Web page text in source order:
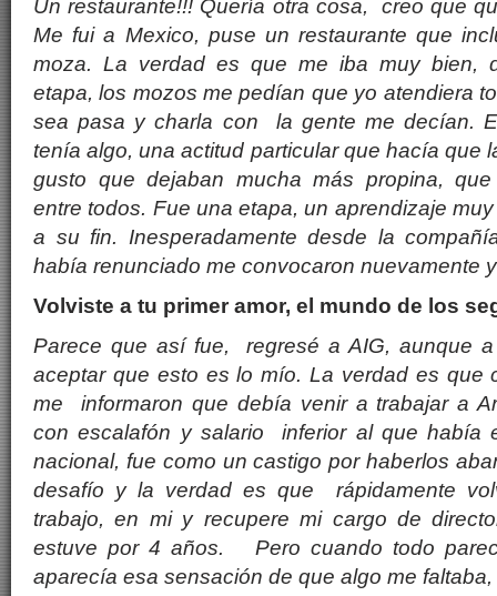
Un restaurante!!! Quería otra cosa, creo que
Me fui a Mexico, puse un restaurante que
moza. La verdad es que me iba muy bien,
etapa, los mozos me pedían que yo atendiera
sea pasa y charla con la gente me decían.
tenía algo, una actitud particular que hacía que
gusto que dejaban mucha más propina, que
entre todos. Fue una etapa, un aprendizaje
a su fin. Inesperadamente desde la
había renunciado me convocaron nuevamente
Volviste a tu primer amor, el mundo de los
Parece que así fue, regresé a AIG, aunque
aceptar que esto es lo mío. La verdad es que
me informaron que debía venir a trabajar a
con escalafón y salario inferior al que había
nacional, fue como un castigo por haberlos
desafío y la verdad es que rápidamente
trabajo, en mi y recupere mi cargo de
estuve por 4 años. Pero cuando todo
aparecía esa sensación de que algo me